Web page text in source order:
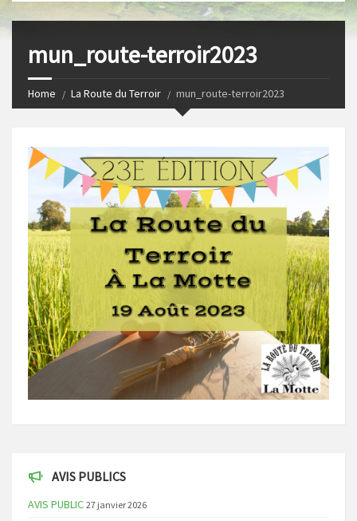
mun_route-terroir2023
Home La Route du Terroir mun_route-terroir2023
AVIS PUBLICS
AVIS PUBLIC 27 janvier 2026